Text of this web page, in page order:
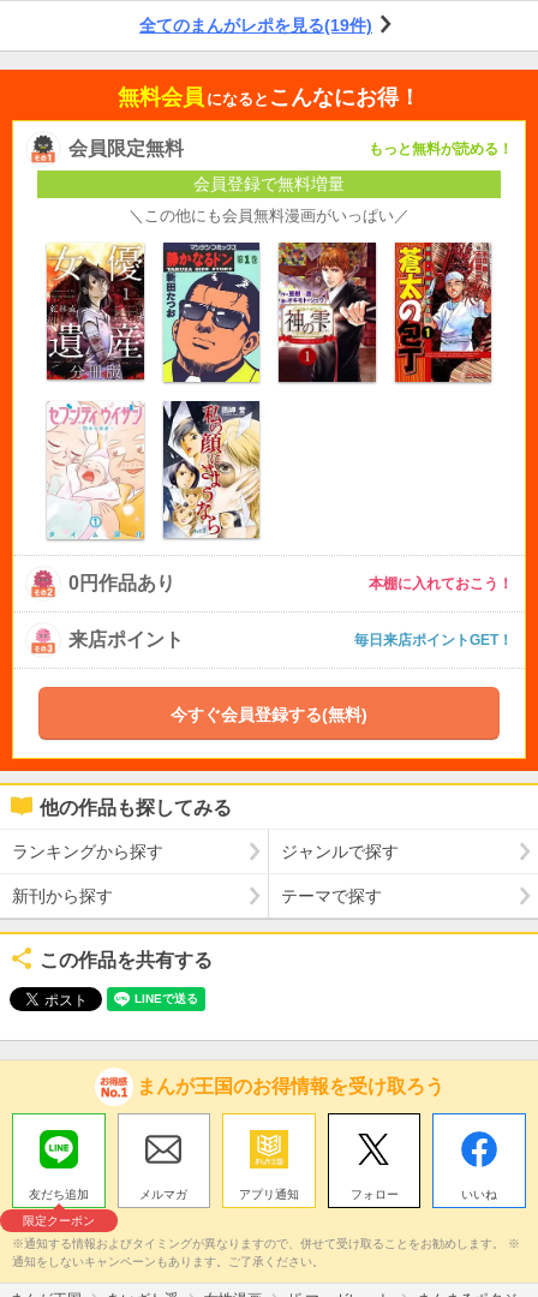
全てのまんがレポを見る(19件)
無料会員 になると こんなにお得！
会員限定無料 もっと無料が読める！
会員登録で無料増量
＼この他にも会員無料漫画がいっぱい／
0円作品あり 本棚に入れておこう！
来店ポイント 毎日来店ポイントGET！
今すぐ会員登録する(無料)
他の作品も探してみる
ランキングから探す ジャンルで探す
新刊から探す テーマで探す
この作品を共有する
まんが王国のお得情報を受け取ろう
友だち追加
限定クーポン
メルマガ アプリ通知 フォロー いいね
※通知する情報およびタイミングが異なりますので、併せて受け取ることをお勧めします。 ※
通知をしないキャンペーンもあります。ご了承ください。